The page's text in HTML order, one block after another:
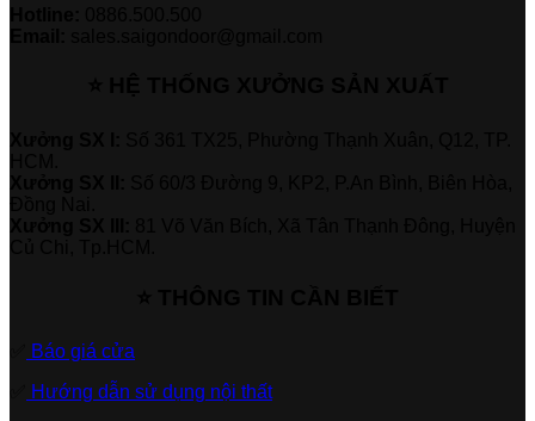
Báo giá cửa
Hướng dẫn sử dụng nội thất